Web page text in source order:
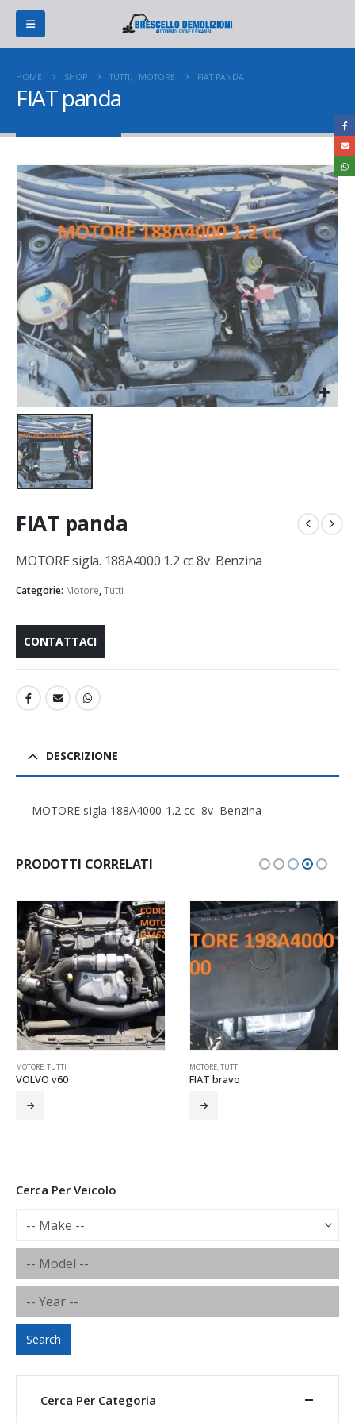
HOME SHOP TUTTI, MOTORE FIAT PANDA
FIAT panda
FIAT panda
MOTORE sigla. 188A4000 1.2 cc 8v Benzina
Categorie: Motore,Tutti
CONTATTACI
DESCRIZIONE
MOTORE sigla 188A4000 1.2 cc 8v Benzina
PRODOTTI CORRELATI
MOTORE,TUTTI
FIAT bravo
CERCHIONI,FARI
Motore Mito
Cerca Per Veicolo
Search
Cerca Per Categoria